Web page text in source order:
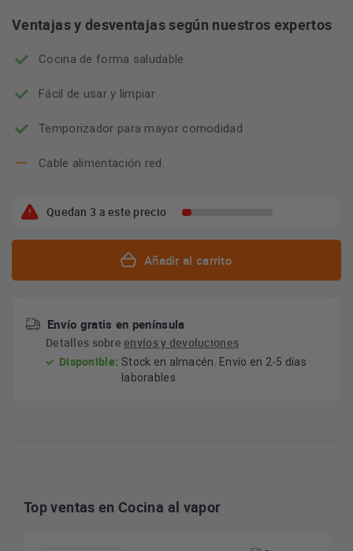
Ventajas y desventajas según nuestros expertos
Cocina de forma saludable
Fácil de usar y limpiar
Temporizador para mayor comodidad
Cable alimentación red.
Quedan 3 a este precio
Añadir al carrito
Envío gratis en península
Detalles sobreenvíos y devoluciones
Disponible: Stock en almacén. Envío en 2-5 días
laborables
Top ventas en Cocina al vapor